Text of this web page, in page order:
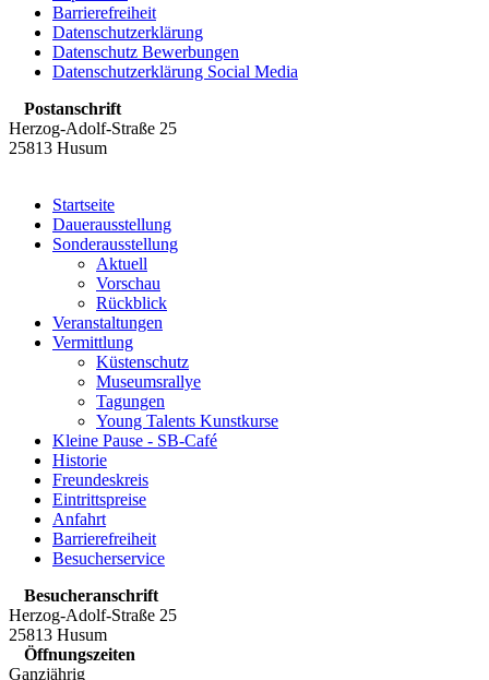
Barrierefreiheit
Datenschutzerklärung
Datenschutz Bewerbungen
Datenschutzerklärung Social Media
Postanschrift
Herzog-Adolf-Straße 25
25813 Husum
Startseite
Dauerausstellung
Sonderausstellung
Aktuell
Vorschau
Rückblick
Veranstaltungen
Vermittlung
Küstenschutz
Museumsrallye
Tagungen
Young Talents Kunstkurse
Kleine Pause - SB-Café
Historie
Freundeskreis
Eintrittspreise
Anfahrt
Barrierefreiheit
Besucherservice
Besucheranschrift
Herzog-Adolf-Straße 25
25813 Husum
Öffnungszeiten
Ganzjährig